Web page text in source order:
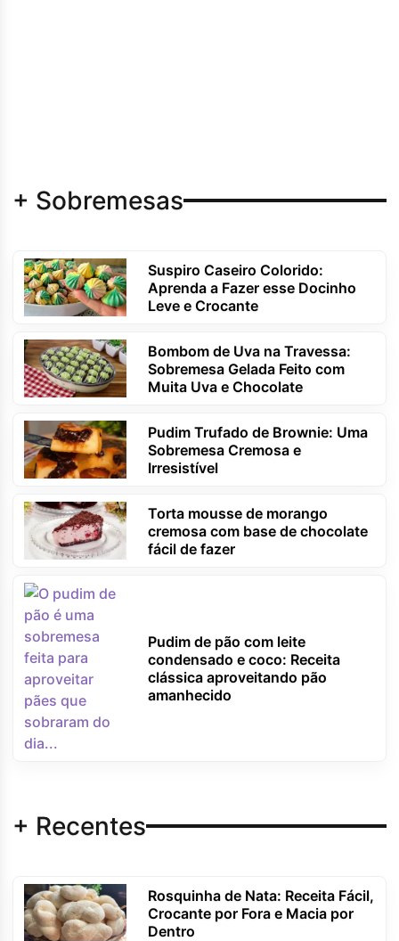
+ Sobremesas
Suspiro Caseiro Colorido:
Aprenda a Fazer esse Docinho
Leve e Crocante
Bombom de Uva na Travessa:
Sobremesa Gelada Feito com
Muita Uva e Chocolate
Pudim Trufado de Brownie: Uma
Sobremesa Cremosa e
Irresistível
Torta mousse de morango
cremosa com base de chocolate
fácil de fazer
Pudim de pão com leite
condensado e coco: Receita
clássica aproveitando pão
amanhecido
+ Recentes
Rosquinha de Nata: Receita Fácil,
Crocante por Fora e Macia por
Dentro